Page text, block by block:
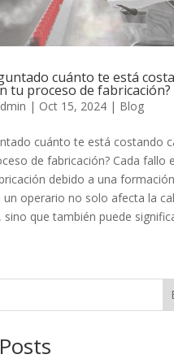
cuánto te está
tu proceso de fabricación?
| Oct 15, 2024| Blog
cuánto te está costando
de fabricación? Cada fallo
debido a una formación
un operario no solo afecta la
que también puede